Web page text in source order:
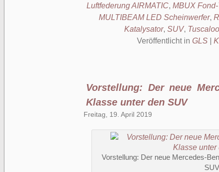
Luftfederung AIRMATIC, MBUX
MULTIBEAM LED Scheinwerfer,
Katalysator, SUV,
Veröffentlicht in GLS|
Vorstellung: Der neue
Klasse unter den SUV
Freitag, 19. April 2019
Vorstellung: Der neue Mercedes-
SUV